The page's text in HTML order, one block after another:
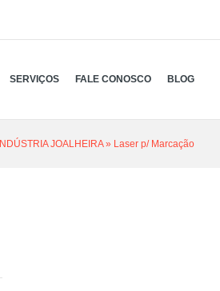
SERVIÇOS FALE CONOSCO BLOG
INDÚSTRIA JOALHEIRA» Laser p/ Marcação